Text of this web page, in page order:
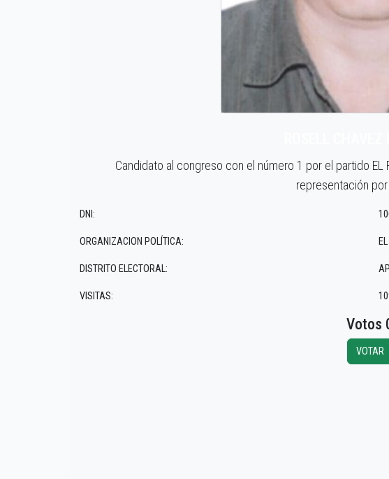
Candidato al congreso con el número 1 por el partido EL
representación por
DNI:
ORGANIZACION POLÍTICA:
DISTRITO ELECTORAL:
VISITAS:
Votos
VOTAR